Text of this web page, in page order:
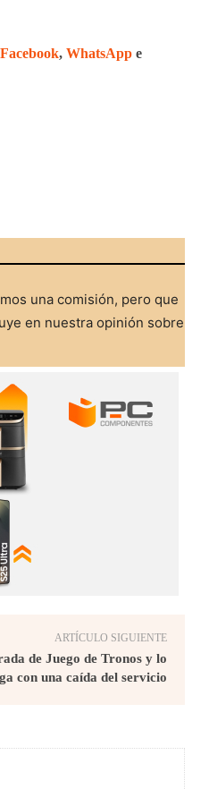
Facebook, WhatsApp e
una comisión, pero que
en nuestra opinión sobre
ARTÍCULO SIGUIENTE
de Juego de Tronos y lo
con una caída del servicio